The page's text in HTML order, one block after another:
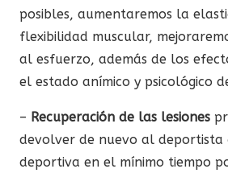
posibles, aumentaremos la
flexibilidad muscular,
al esfuerzo, además de los
el estado anímico y psicológico
– Recuperación de las lesiones
devolver de nuevo al deportista
deportiva en el mínimo tiempo